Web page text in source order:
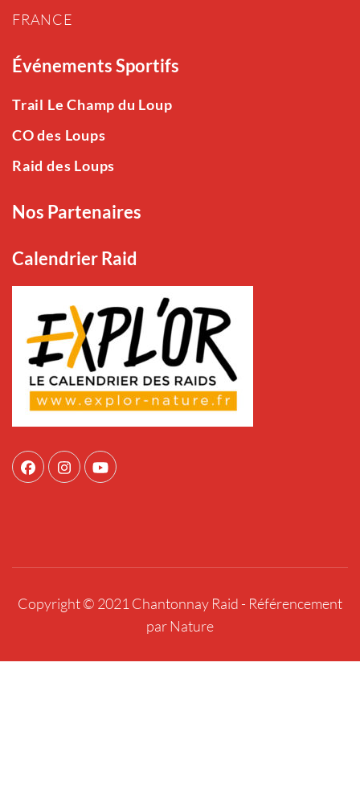
FRANCE
Événements Sportifs
Trail Le Champ du Loup
CO des Loups
Raid des Loups
Nos Partenaires
Calendrier Raid
Copyright © 2021 Chantonnay Raid - Référencement
par Nature